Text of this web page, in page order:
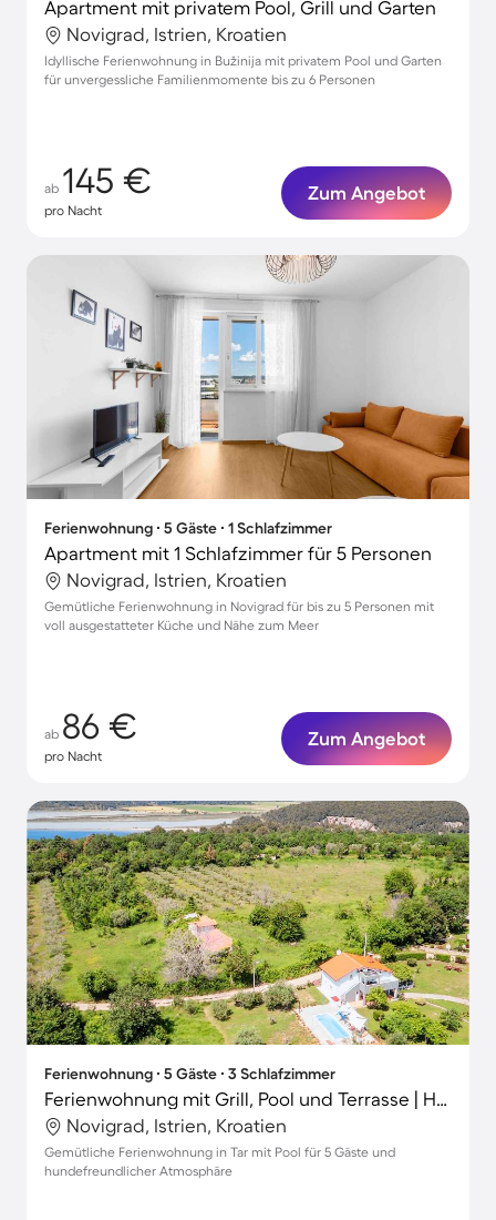
Apartment mit privatem Pool, Grill und Garten
Novigrad, Istrien, Kroatien
Idyllische Ferienwohnung in Bužinija mit privatem Pool und Garten
für unvergessliche Familienmomente bis zu 6 Personen
ab 145 €
pro Nacht
Zum Angebot
Ferienwohnung ∙ 5 Gäste ∙ 1 Schlafzimmer
Apartment mit 1 Schlafzimmer für 5 Personen
Novigrad, Istrien, Kroatien
Gemütliche Ferienwohnung in Novigrad für bis zu 5 Personen mit
voll ausgestatteter Küche und Nähe zum Meer
ab 86 €
pro Nacht
Zum Angebot
Ferienwohnung ∙ 5 Gäste ∙ 3 Schlafzimmer
Ferienwohnung mit Grill, Pool und Terrasse | Haustiere sind willkommen
Novigrad, Istrien, Kroatien
Gemütliche Ferienwohnung in Tar mit Pool für 5 Gäste und
hundefreundlicher Atmosphäre